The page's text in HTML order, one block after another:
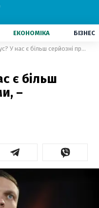
ЕКОНОМІКА БІЗНЕС
Коронавірус? У нас є більш серйозні проблеми, – Олександр Усик
є більш
–